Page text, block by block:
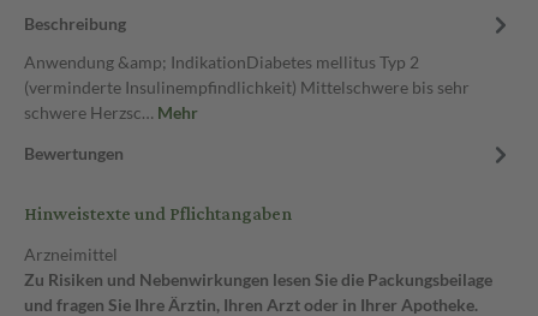
Beschreibung
Anwendung &amp; IndikationDiabetes mellitus Typ 2
(verminderte Insulinempfindlichkeit) Mittelschwere bis sehr
schwere Herzsc… Mehr
Bewertungen
Hinweistexte und Pflichtangaben
Arzneimittel
Zu Risiken und Nebenwirkungen lesen Sie die Packungsbeilage
und fragen Sie Ihre Ärztin, Ihren Arzt oder in Ihrer Apotheke.